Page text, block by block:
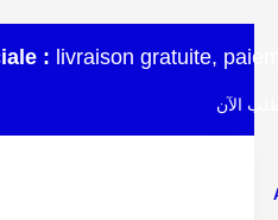
: livraison gratuite,
الآن